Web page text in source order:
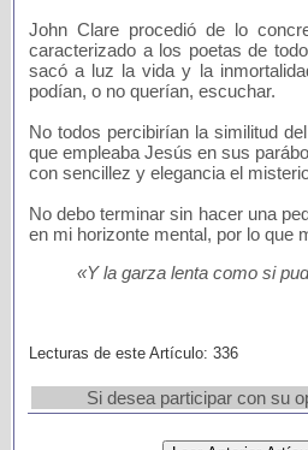
John Clare procedió de lo
caracterizado a los poetas de
sacó a luz la vida y la
podían, o no querían, escuchar.
No todos percibirían la similitud
que empleaba Jesús en sus
con sencillez y elegancia el
No debo terminar sin hacer una
en mi horizonte mental, por lo que
«Y la garza lenta como si
Lecturas de este Artículo: 336
Si desea participar con su